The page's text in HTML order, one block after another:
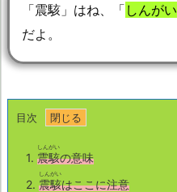
「震駭」はね、「 しんがい
だよ。
目次
1. 震駭
しんがい
の意味
2. 震駭
しんがい
はここに注意